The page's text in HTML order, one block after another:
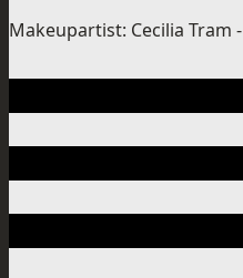
Makeupartist: Cecilia Tram -